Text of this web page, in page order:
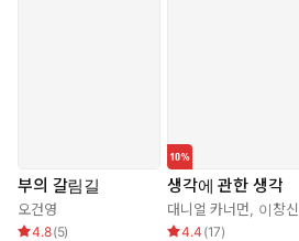
부의 갈림길
오건영
4.8(5)
생각에 관한 생각
대니얼 카너먼 이창신
4.4 (17)